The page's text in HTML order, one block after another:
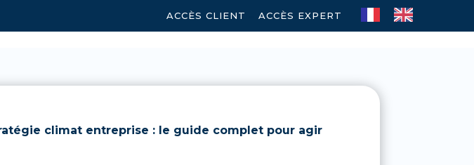
ACCÈS CLIENT ACCÈS EXPERT
climat entreprise : le guide complet pour agir